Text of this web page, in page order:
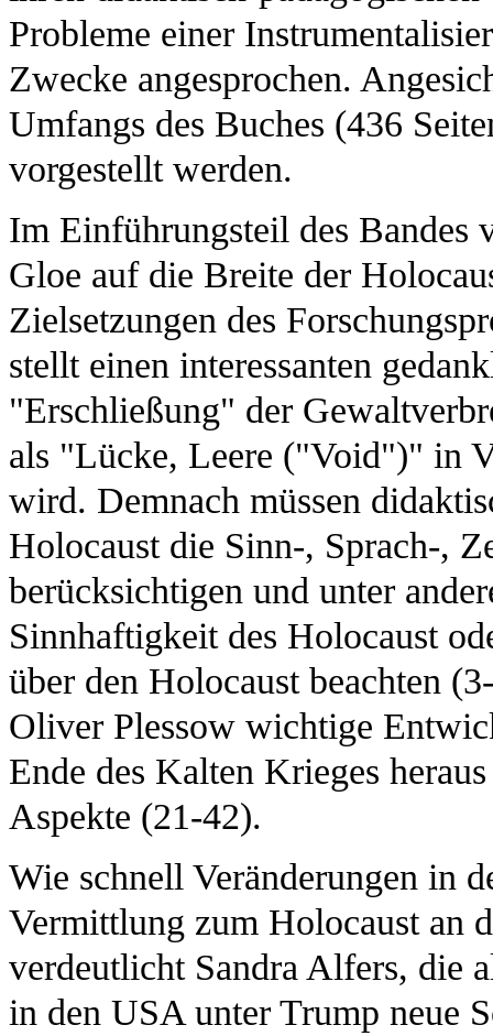
Probleme einer
Zwecke angesprochen.
Umfangs des Buches (436
vorgestellt werden.
Im Einführungsteil des
Gloe auf die Breite der
Zielsetzungen des
stellt einen interessanten
"Erschließung" der
als "Lücke, Leere ("Void")" in
wird. Demnach müssen
Holocaust die Sinn-, Sprach-,
berücksichtigen und unter
Sinnhaftigkeit des Holocaust
über den Holocaust beachten
Oliver Plessow wichtige
Ende des Kalten Krieges
Aspekte (21-42).
Wie schnell Veränderungen in
Vermittlung zum Holocaust an
verdeutlicht Sandra Alfers, die
in den USA unter Trump neue